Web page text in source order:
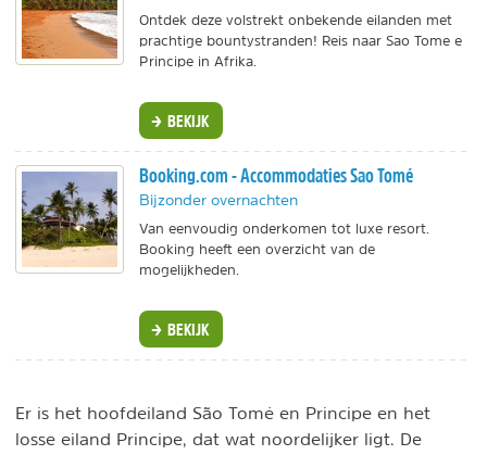
Ontdek deze volstrekt onbekende eilanden met
prachtige bountystranden! Reis naar Sao Tome e
Principe in Afrika.
BEKIJK
Booking.com - Accommodaties Sao Tomé
Bijzonder overnachten
Van eenvoudig onderkomen tot luxe resort.
Booking heeft een overzicht van de
mogelijkheden.
BEKIJK
Er is het hoofdeiland São Tomé en Principe en het
losse eiland Principe, dat wat noordelijker ligt. De